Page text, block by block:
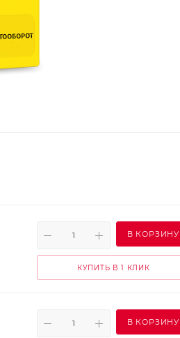
В КОРЗИНУ
КУПИТЬ В 1 КЛИК
В КОРЗИНУ